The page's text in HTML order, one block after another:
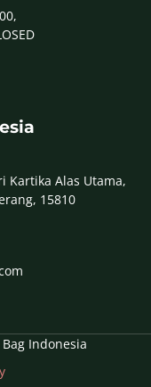
Kartika Alas Utama,
15810
Indonesia